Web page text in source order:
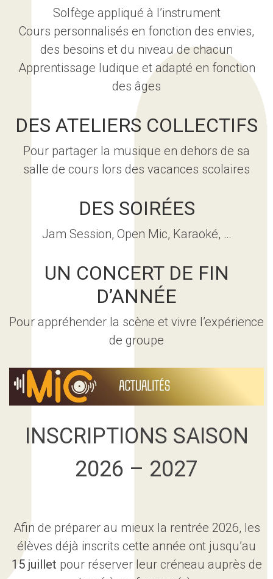
Solfège appliqué à l’instrument
Cours personnalisés en fonction des envies,
des besoins et du niveau de chacun
Apprentissage ludique et adapté en fonction
des âges
DES ATELIERS COLLECTIFS
Pour partager la musique en dehors de sa
salle de cours lors des vacances scolaires
DES SOIRÉES
Jam Session, Open Mic, Karaoké, …
UN CONCERT DE FIN
D’ANNÉE
Pour appréhender la scène et vivre l’expérience
de groupe
INSCRIPTIONS SAISON
2026 – 2027
Afin de préparer au mieux la rentrée 2026, les
élèves déjà inscrits cette année ont jusqu’au
15 juillet pour réserver leur créneau auprès de